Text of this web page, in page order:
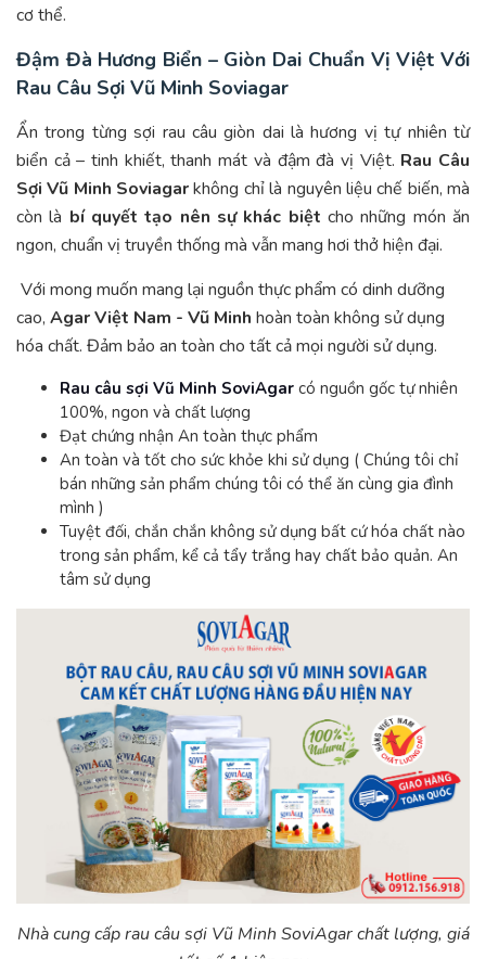
cơ thể.
Đậm Đà Hương Biển – Giòn Dai Chuẩn Vị Việt Với
Rau Câu Sợi Vũ Minh Soviagar
Ẩn trong từng sợi rau câu giòn dai là hương vị tự nhiên từ
biển cả – tinh khiết, thanh mát và đậm đà vị Việt. Rau Câu
Sợi Vũ Minh Soviagarkhông chỉ là nguyên liệu chế biến, mà
còn là bí quyết tạo nên sự khác biệt cho những món ăn
ngon, chuẩn vị truyền thống mà vẫn mang hơi thở hiện đại.
Với mong muốn mang lại nguồn thực phẩm có dinh dưỡng
cao, Agar Việt Nam - Vũ Minh hoàn toàn không sử dụng
hóa chất. Đảm bảo an toàn cho tất cả mọi người sử dụng.
Rau câu sợi Vũ Minh SoviAgar có nguồn gốc tự nhiên
100%, ngon và chất lượng
Đạt chứng nhận An toàn thực phẩm
An toàn và tốt cho sức khỏe khi sử dụng ( Chúng tôi chỉ
bán những sản phẩm chúng tôi có thể ăn cùng gia đình
mình )
Tuyệt đối, chắn chắn không sử dụng bất cứ hóa chất nào
trong sản phẩm, kể cả tẩy trắng hay chất bảo quản. An
tâm sử dụng
Nhà cung cấp rau câu sợi Vũ Minh SoviAgar chất lượng, giá